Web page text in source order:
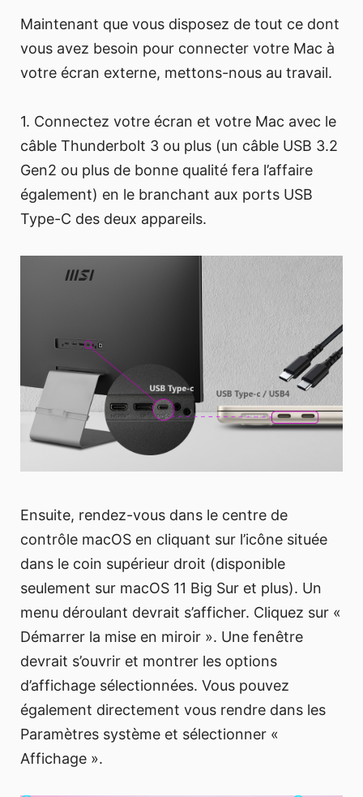
Maintenant que vous disposez de tout ce dont
vous avez besoin pour connecter votre Mac à
votre écran externe, mettons-nous au travail.
1. Connectez votre écran et votre Mac avec le
câble Thunderbolt 3 ou plus (un câble USB 3.2
Gen2 ou plus de bonne qualité fera l’affaire
également) en le branchant aux ports USB
Type-C des deux appareils.
Ensuite, rendez-vous dans le centre de
contrôle macOS en cliquant sur l’icône située
dans le coin supérieur droit (disponible
seulement sur macOS 11 Big Sur et plus). Un
menu déroulant devrait s’afficher. Cliquez sur «
Démarrer la mise en miroir ». Une fenêtre
devrait s’ouvrir et montrer les options
d’affichage sélectionnées. Vous pouvez
également directement vous rendre dans les
Paramètres système et sélectionner «
Affichage ».